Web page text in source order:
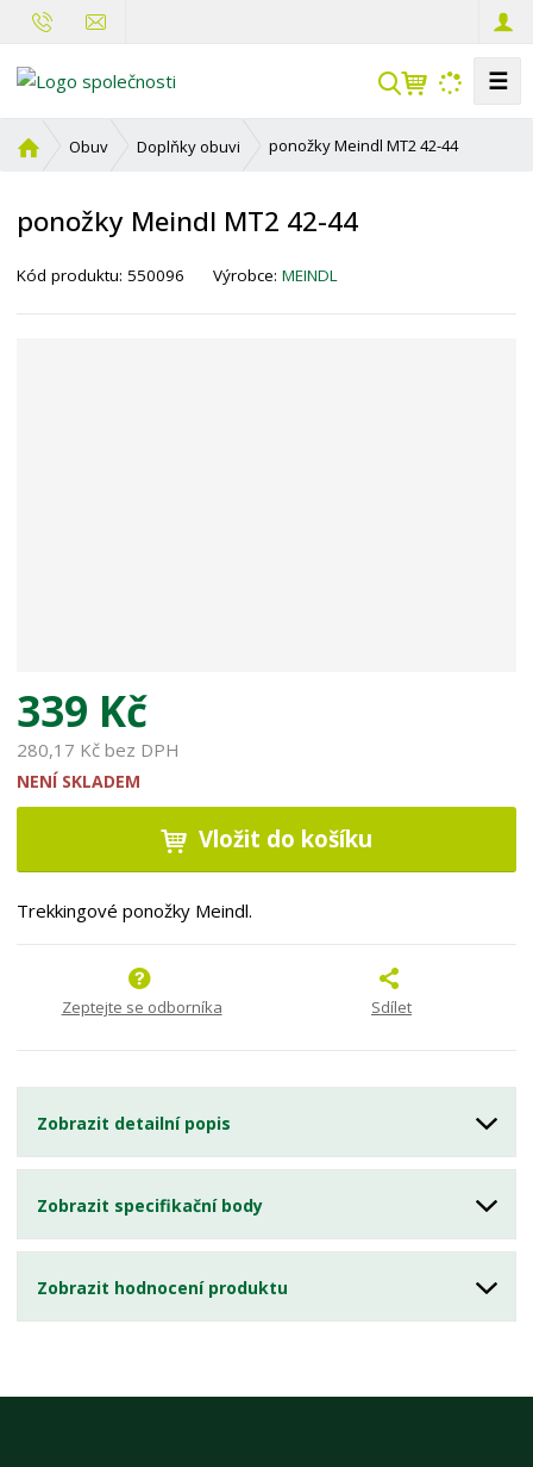
V
h
☰
v
d
í
Obuv Doplňky obuvi ponožky Meindl MT2 42-44
ponožky Meindl MT2 42-44
Kód produktu: 550096 Výrobce:MEINDL
339 Kč
280,17 Kč bez DPH
NENÍ SKLADEM
Vložit do košíku
Trekkingové ponožky Meindl.
Zeptejte se odborníka Sdílet
Zobrazit detailní popis
Zobrazit specifikační body
Zobrazit hodnocení produktu